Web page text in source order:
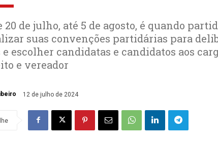
de julho, até 5 de agosto, é quando
suas convenções partidárias para
e escolher candidatas e candidatos aos
e vereador
12 de julho de 2024